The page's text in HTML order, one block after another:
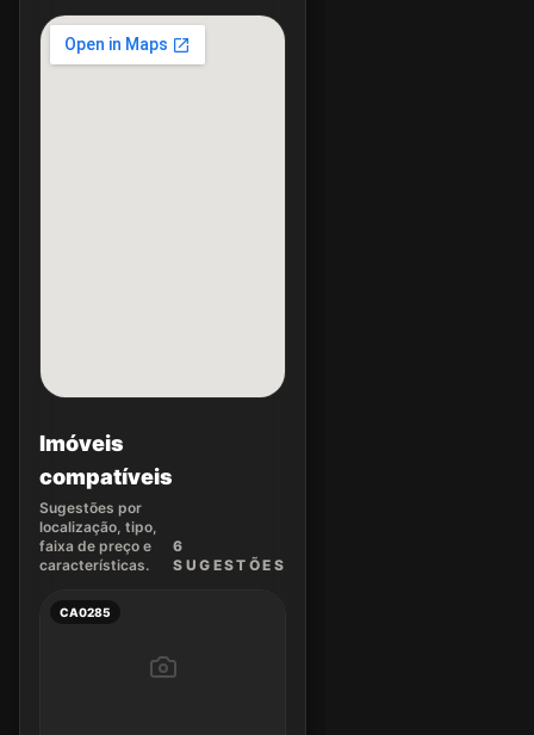
Imóveis
compatíveis
Sugestões por
localização, tipo,
faixa de preço e
características.
6
SUGEST ÕES
CA0285